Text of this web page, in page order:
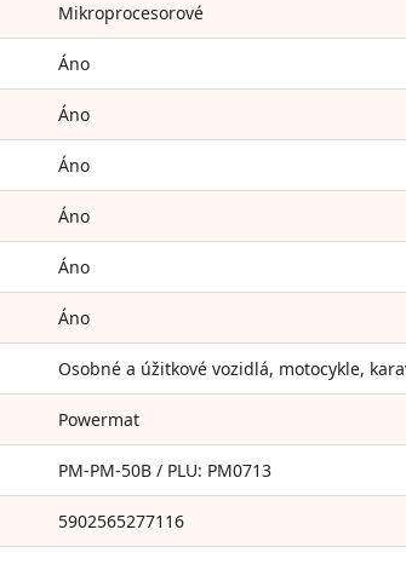
Mikroprocesorové
Áno
Áno
Áno
Áno
Áno
Áno
Osobné a úžitkové vozidlá, motocykle,
Powermat
PM-PM-50B / PLU: PM0713
5902565277116